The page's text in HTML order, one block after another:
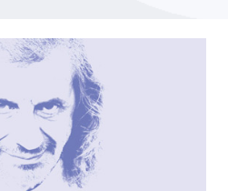
dei risvegli per la